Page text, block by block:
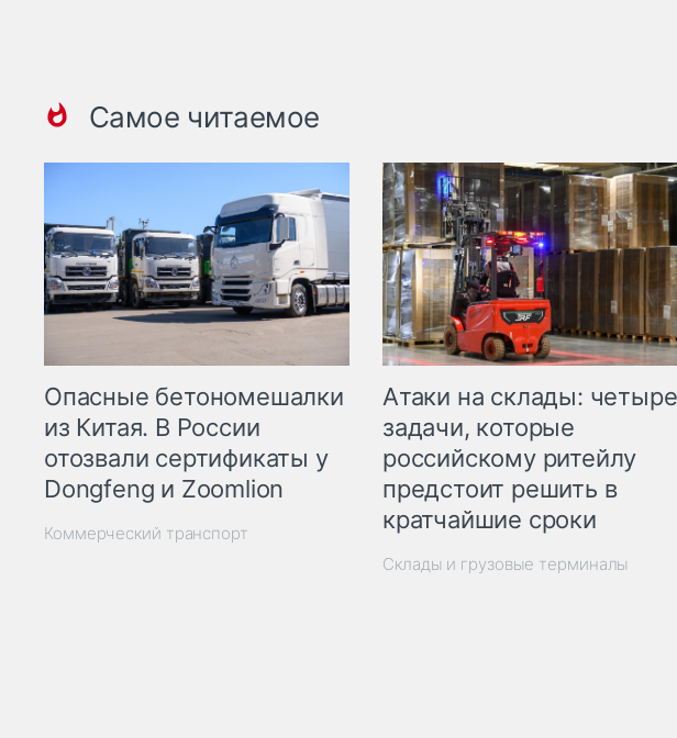
Самое читаемое
Опасные бетономешалки
из Китая. В России
отозвали сертификаты у
Dongfeng и Zoomlion
Коммерческий транспорт
Атаки на склады: четыре
задачи, которые
российскому ритейлу
предстоит решить в
кратчайшие сроки
Склады и грузовые терминалы